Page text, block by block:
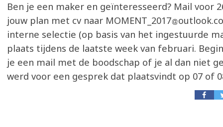
Ben je een maker en geïnteresseerd? Mail voor
jouw plan met cv naar MOMENT_2017
interne selectie (op basis van het ingestuurde
plaats tijdens de laatste week van februari.
je een mail met de boodschap of je al dan niet
werd voor een gesprek dat plaatsvindt op 07 of